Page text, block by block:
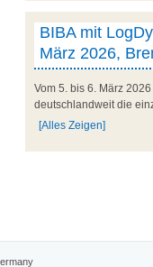
BIBA mit
März 2026,
Vom 5. bis 6. März
deutschlandweit die
[Alles Zeigen]